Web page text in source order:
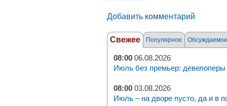
Добавить комментарий
Свежее Популярное Обсуждаемое
08:00 06.08.2026
Июль без премьер: девелоперы
08:00 03.08.2026
Июль – на дворе пусто, да и в